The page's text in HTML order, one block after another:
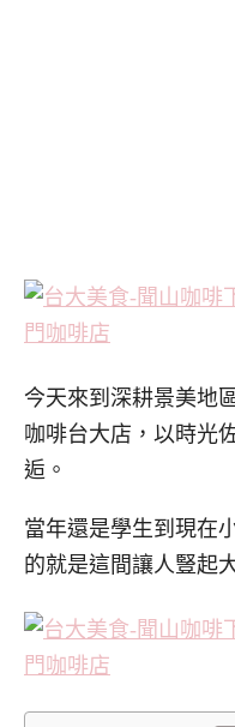
今天來到深耕景美地
咖啡台大店，以時光
逅。
當年還是學生到現在
的就是這間讓人豎起